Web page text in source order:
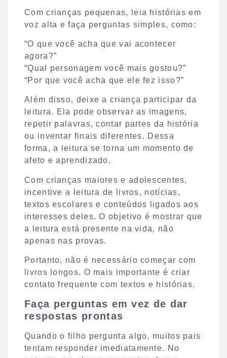
Com crianças pequenas, leia histórias em
voz alta e faça perguntas simples, como:
“O que você acha que vai acontecer
agora?”
“Qual personagem você mais gostou?”
“Por que você acha que ele fez isso?”
Além disso, deixe a criança participar da
leitura. Ela pode observar as imagens,
repetir palavras, contar partes da história
ou inventar finais diferentes. Dessa
forma, a leitura se torna um momento de
afeto e aprendizado.
Com crianças maiores e adolescentes,
incentive a leitura de livros, notícias,
textos escolares e conteúdos ligados aos
interesses deles. O objetivo é mostrar que
a leitura está presente na vida, não
apenas nas provas.
Portanto, não é necessário começar com
livros longos. O mais importante é criar
contato frequente com textos e histórias.
Faça perguntas em vez de dar
respostas prontas
Quando o filho pergunta algo, muitos pais
tentam responder imediatamente. No